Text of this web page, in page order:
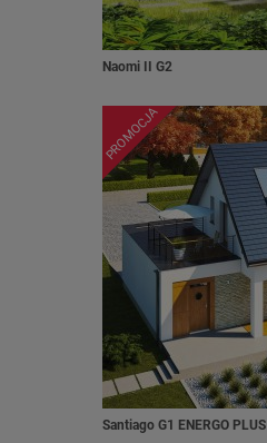
Naomi II G2
PROMOCJA
Santiago G1 ENERGO PLUS